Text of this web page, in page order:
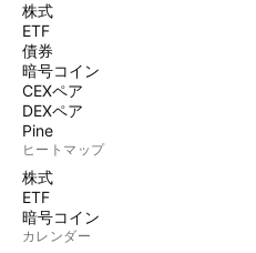
株式
ETF
債券
暗号コイン
CEXペア
DEXペア
Pine
ヒートマップ
株式
ETF
暗号コイン
カレンダー